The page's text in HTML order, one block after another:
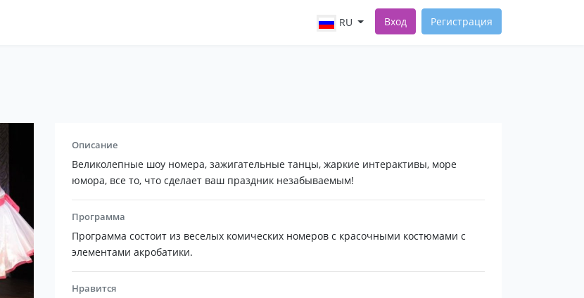
RU Вход Регистрация
Описание
Великолепные шоу номера, зажигательные танцы, жаркие интерактивы, море
юмора, все то, что сделает ваш праздник незабываемым!
Программа
Программа состоит из веселых комических номеров с красочными костюмами с
элементами акробатики.
Нравится